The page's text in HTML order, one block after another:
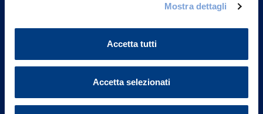
Mostra dettagli
Accetta tutti
Accetta selezionati
Governance